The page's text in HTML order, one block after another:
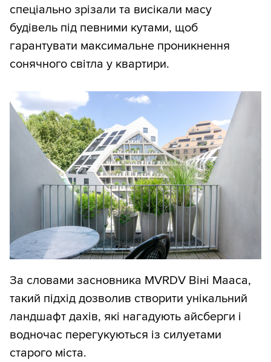
спеціально зрізали та висікали масу
будівель під певними кутами, щоб
гарантувати максимальне проникнення
сонячного світла у квартири.
За словами засновника MVRDV Віні Мааса,
такий підхід дозволив створити унікальний
ландшафт дахів, які нагадують айсберги і
водночас перегукуються із силуетами
старого міста.